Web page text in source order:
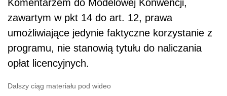
Komentarzem do Modelowej Konwencji,
zawartym w pkt 14 do art. 12, prawa
umożliwiające jedynie faktyczne korzystanie z
programu, nie stanowią tytułu do naliczania
opłat licencyjnych.
Dalszy ciąg materiału pod wideo